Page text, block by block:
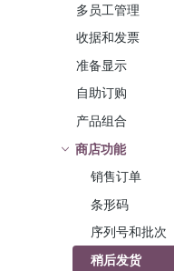
多员工管理
收据和发票
准备显示
自助订购
产品组合
商店功能
销售订单
条形码
序列号和批次
稍后发货